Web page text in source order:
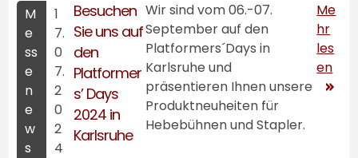
M
e
ss
e
n
e
w
s
1
7.
0
7.
2
0
2
4
Besuchen
Sie uns auf
den
Platformer
s’ Days
2024 in
Karlsruhe
Wir sind vom 06.-07.
September auf den
Platformers´Days in
Karlsruhe und
präsentieren Ihnen unsere
Produktneuheiten für
Hebebühnen und Stapler.
Me
hr
les
en